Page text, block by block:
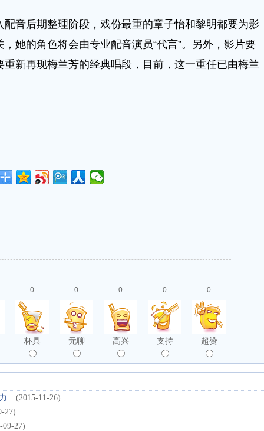
后期整理阶段，戏份最重的章子怡和黎明都要为影
她的角色将会由专业配音演员“代言”。另外，影片要
新再现梅兰芳的经典唱段，目前，这一重任已由梅兰
0
杯具
0
无聊
0
高兴
0
支持
0
超赞
(2015-11-26)
27)
09-27)